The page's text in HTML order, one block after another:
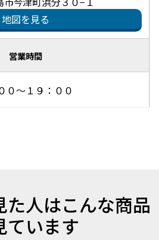
地図を見る
営業時間
０～１９：００
た人はこんな商品
ています